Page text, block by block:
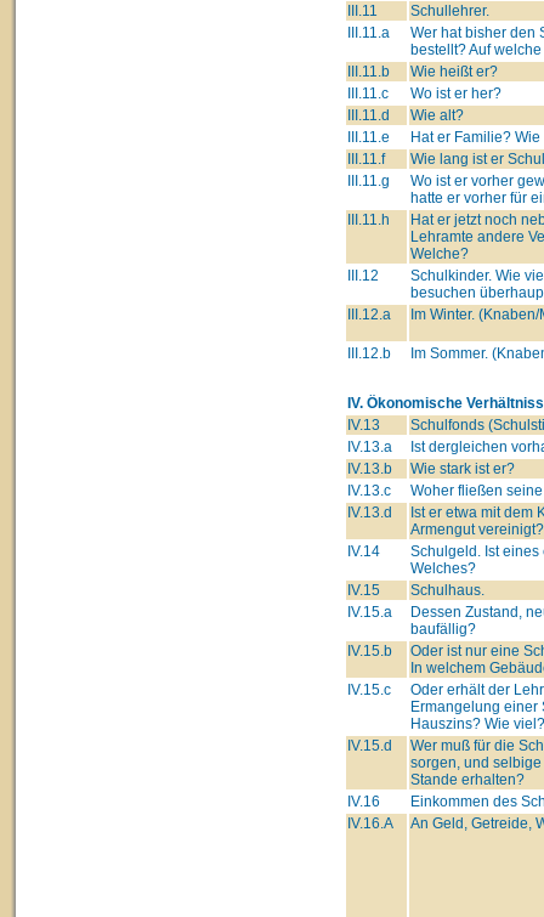
III.11
Schullehrer.
III.11.a
Wer hat bisher den
bestellt? Auf
III.11.b
Wie heißt er?
III.11.c
Wo ist er her?
III.11.d
Wie alt?
III.11.e
Hat er Familie?
III.11.f
Wie lang ist er
III.11.g
Wo ist er vorher
hatte er vorher für
III.11.h
Hat er jetzt noch
Lehramte andere
Welche?
III.12
Schulkinder. Wie
besuchen
III.12.a
Im Winter.
III.12.b Im Sommer.
IV. Ökonomische
IV.13
Schulfonds
IV.13.a
Ist dergleichen
IV.13.b
Wie stark ist er?
IV.13.c
Woher fließen
IV.13.d
Ist er etwa mit dem
Armengut vereinigt?
IV.14
Schulgeld. Ist eines
Welches?
IV.15
Schulhaus.
IV.15.a
Dessen Zustand,
baufällig?
IV.15.b
Oder ist nur eine
In welchem
IV.15.c
Oder erhält der
Ermangelung einer
Hauszins? Wie viel?
IV.15.d
Wer muß für die
sorgen, und
Stande erhalten?
IV.16
Einkommen des
IV.16.A
An Geld, Getreide,